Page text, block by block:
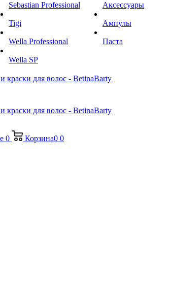
Sebastian Professional
Tigi
Wella Professional
Wella SP
Аксессуары
Ампулы
Паста
0 Корзина0 0